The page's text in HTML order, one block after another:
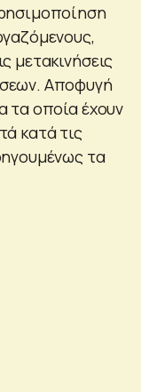
μετακινήσεις
Αποφυγή
τα οποία έχουν
κατά τις
τα